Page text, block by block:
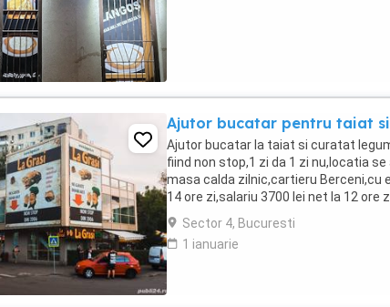
Ajutor bucatar pentru taiat
Ajutor bucatar la taiat si curatat
fiind non stop,1 zi da 1 zi nu,locatia
masa calda zilnic,cartieru Berceni,cu
14 ore zi,salariu 3700 lei net la 12 ore
lunar,va asteptam ...
Sector 4, Bucuresti
1 ianuarie